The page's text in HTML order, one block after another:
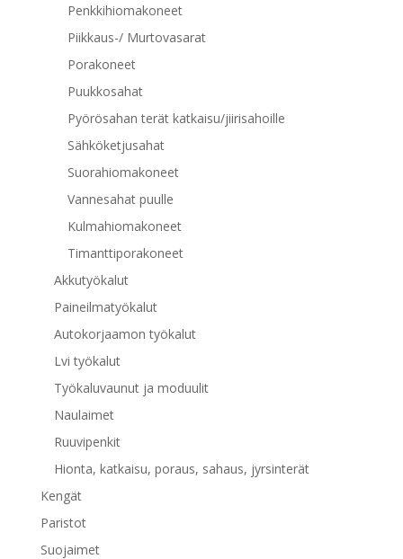
Penkkihiomakoneet
Piikkaus-/ Murtovasarat
Porakoneet
Puukkosahat
Pyörösahan terät katkaisu/jiirisahoille
Sähköketjusahat
Suorahiomakoneet
Vannesahat puulle
Kulmahiomakoneet
Timanttiporakoneet
Akkutyökalut
Paineilmatyökalut
Autokorjaamon työkalut
Lvi työkalut
Työkaluvaunut ja moduulit
Naulaimet
Ruuvipenkit
Hionta, katkaisu, poraus, sahaus, jyrsinterät
Kengät
Paristot
Suojaimet